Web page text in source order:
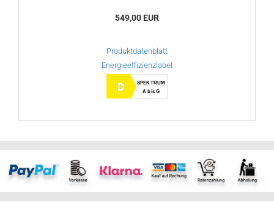
549,00 EUR
Produktdatenblatt
Energieeffizienzlabel
D
SPEKTRUM
A bis G